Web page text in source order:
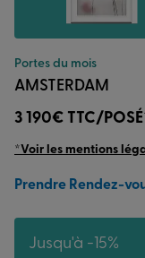
Portes du mois
AMSTERDAM
3 190€ TTC/
*Voir les mentions
Prendre Rendez-
Jusqu'à -15%